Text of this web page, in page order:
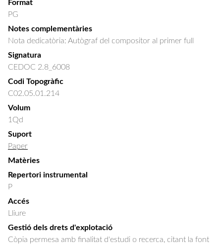
Format
PG
Notes complementàries
Nota dedicatòria: Autògraf del compositor al primer full
Signatura
CEDOC 2.8_6008
Codi Topogràfic
C02.05.01.214
Volum
1Qd
Suport
Paper
Matèries
Repertori instrumental
P
Accés
Lliure
Gestió dels drets d'explotació
Còpia permesa amb finalitat d'estudi o recerca, citant la font